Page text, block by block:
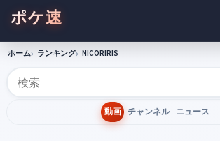
ポケ速
ホーム ランキング NICORIRIS
動画 チャンネル ニュース